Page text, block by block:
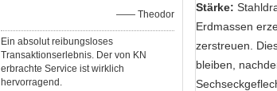
—— Theodor
Ein absolut reibungsloses
Transaktionserlebnis. Der von KN
erbrachte Service ist wirklich
hervorragend.
Stärke:
Erdmassen
zerstreuen.
bleiben,